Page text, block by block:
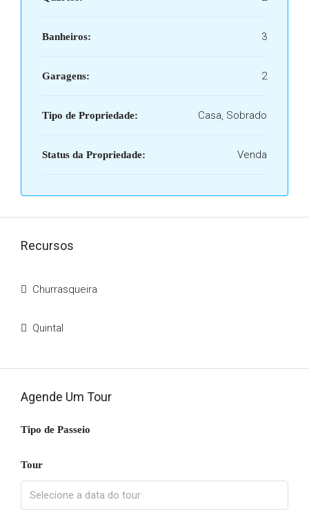
Banheiros: 3
Garagens: 2
Tipo de Propriedade: Casa, Sobrado
Status da Propriedade: Venda
Recursos
Churrasqueira
Quintal
Agende Um Tour
Tipo de Passeio
Tour